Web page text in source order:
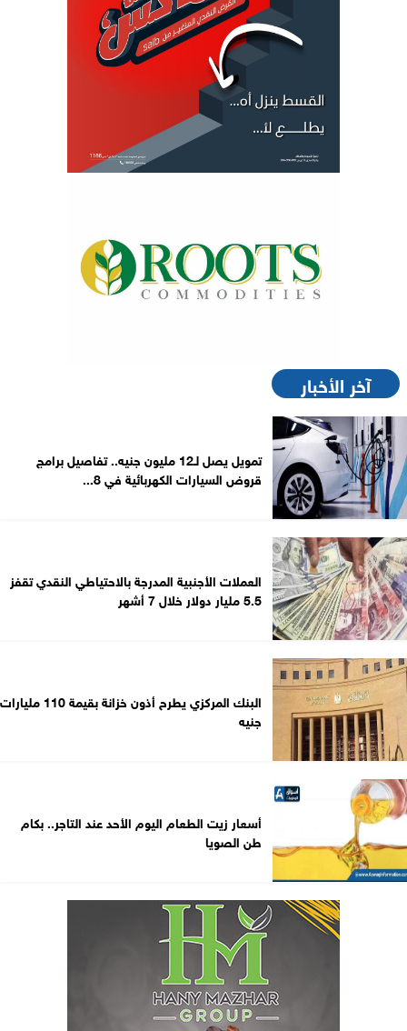
آخر الأخبار
تمويل يصل لـ12 مليون جنيه.. تفاصيل برامج
قروض السيارات الكهربائية في 8...
العملات الأجنبية المدرجة بالاحتياطي النقدي تقفز
5.5 مليار دولار خلال 7 أشهر
البنك المركزي يطرح أذون خزانة بقيمة 110 مليارات
جنيه
أسعار زيت الطعام اليوم الأحد عند التاجر.. بكام
طن الصويا